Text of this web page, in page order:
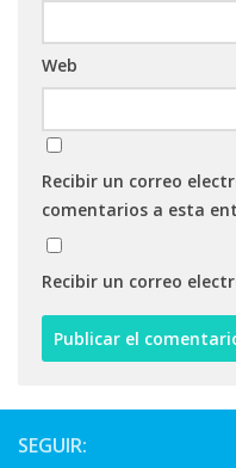
Web
Recibir un correo
comentarios a esta
Recibir un correo
SEGUIR: